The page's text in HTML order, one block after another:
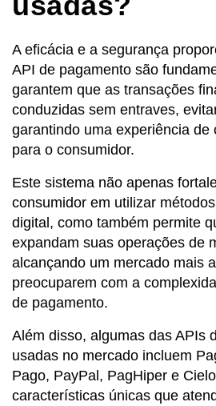
A eficácia e a segurança
API de pagamento são
garantem que as transações
conduzidas sem entraves,
garantindo uma experiência de
para o consumidor.
Este sistema não apenas
consumidor em utilizar
digital, como também permite
expandam suas operações de
alcançando um mercado mais
preocuparem com a
de pagamento.
Além disso, algumas das APIs
usadas no mercado incluem
Pago, PayPal, PagHiper e
características únicas que